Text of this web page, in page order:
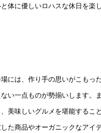
体に優しいロハスな休日を楽
には、作り手の思いがこもっ
い一点ものが勢揃いします。
美味しいグルメを堪能すること
た商品やオーガニックなアイ